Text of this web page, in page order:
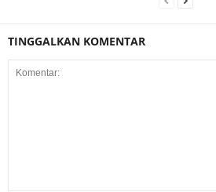
TINGGALKAN KOMENTAR